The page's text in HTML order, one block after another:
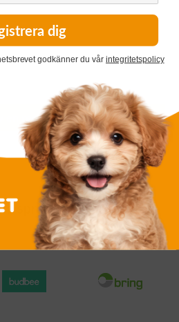
3
0
en recension
språk
dig
godkänner du vår integritetspolicy